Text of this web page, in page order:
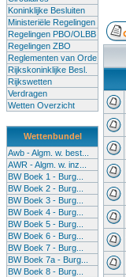
Koninklijke Besluiten
Ministeriële Regelingen
Regelingen PBO/OLBB
Regelingen ZBO
Reglementen van Orde
Rijkskoninklijke Besl.
Rijkswetten
Verdragen
Wetten Overzicht
Wettenbundel
Awb - Algm. w. best...
AWR - Algm. w. inz...
BW Boek 1 - Burg...
BW Boek 2 - Burg...
BW Boek 3 - Burg...
BW Boek 4 - Burg...
BW Boek 5 - Burg...
BW Boek 6 - Burg...
BW Boek 7 - Burg...
BW Boek 7a - Burg...
BW Boek 8 - Burg...